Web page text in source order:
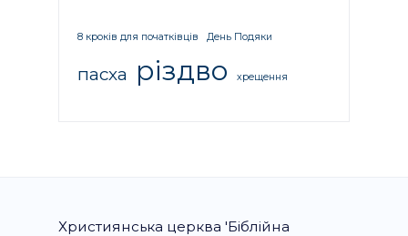
8 кроків для початківців День Подяки
пасха різдво хрещення
Християнська церква 'Біблійна